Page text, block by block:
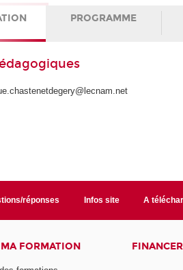
PROGRAMME
réponses Infos site A
FORMATION